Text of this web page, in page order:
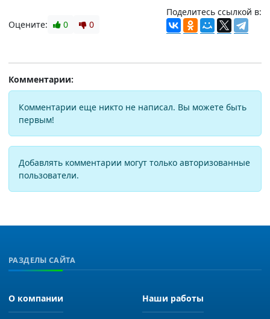
Оцените: 0 0
Поделитесь ссылкой в:
Комментарии:
Комментарии еще никто не написал. Вы можете быть
первым!
Добавлять комментарии могут только авторизованные
пользователи.
РАЗДЕЛЫ САЙТА
О компании Наши работы